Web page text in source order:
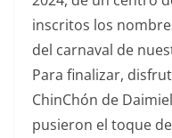
inscritos los
del carnaval de
Para finalizar,
ChinChón de
pusieron el toque